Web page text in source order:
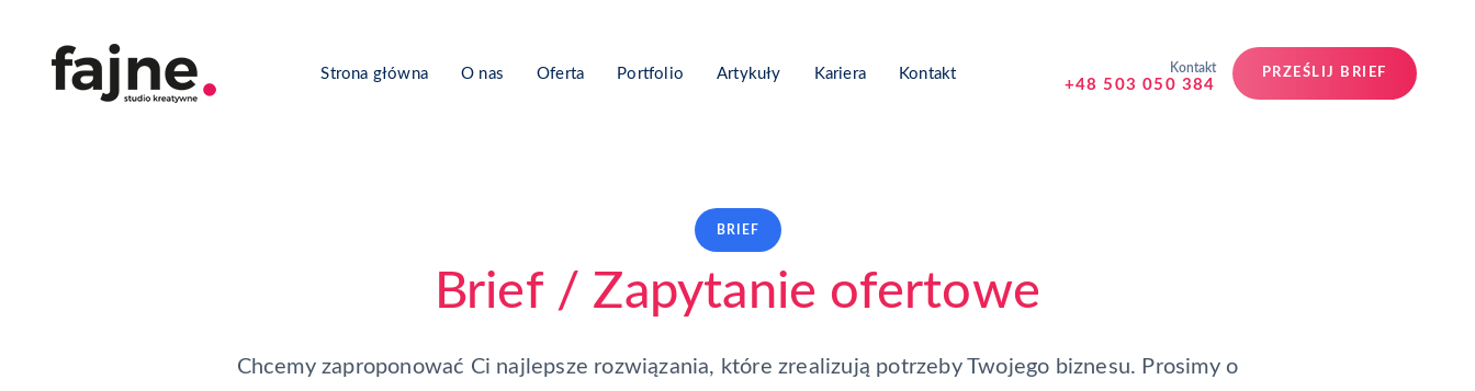
Strona główna O nas Oferta Portfolio Artykuły Kariera Kontakt Kontakt
+48 503 050 384
PRZEŚLIJ BRIEF
BRIEF
Brief / Zapytanie ofertowe
Chcemy zaproponować Ci najlepsze rozwiązania, które zrealizują potrzeby Twojego biznesu. Prosimy o